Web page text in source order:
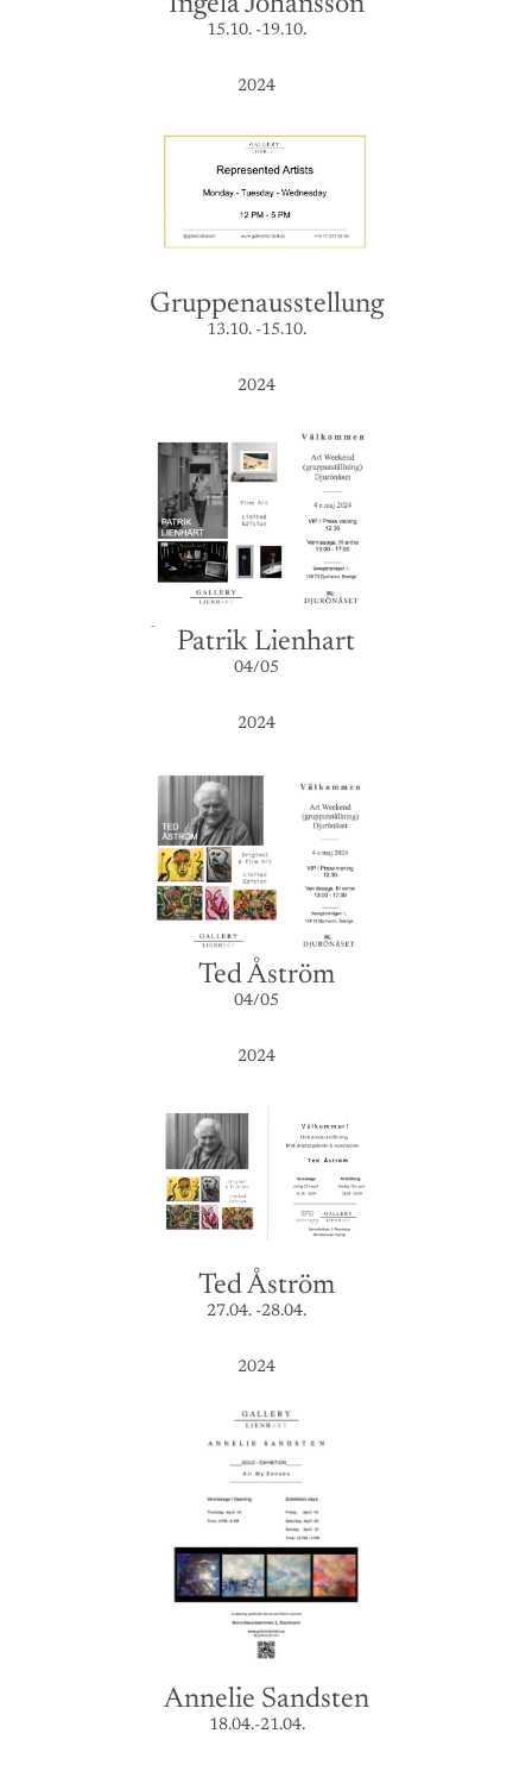
15.10. -19.10.
2024
Gruppenausstellung
13.10. -15.10.
2024
Patrik Lienhart
04/05
2024
Ted Åström
04/05
2024
Ted Åström
27.04. -28.04.
2024
Annelie Sandsten
18.04.-21.04.